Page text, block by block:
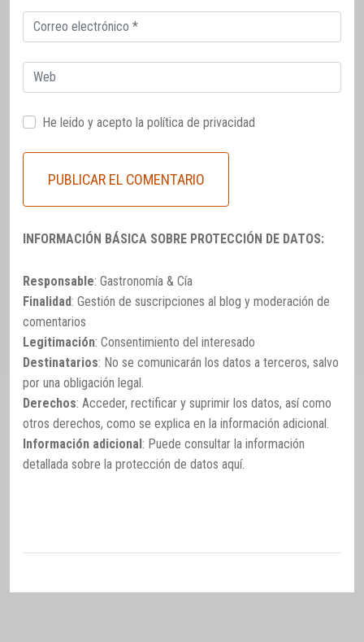
Correo
electrónico
Web
He leido y acepto la política de privacidad
INFORMACIÓN BÁSICA SOBRE PROTECCIÓN DE DATOS:
Responsable: Gastronomía & Cía
Finalidad: Gestión de suscripciones al blog y moderación de
comentarios
Legitimación: Consentimiento del interesado
Destinatarios: No se comunicarán los datos a terceros, salvo
por una obligación legal.
Derechos: Acceder, rectificar y suprimir los datos, así como
otros derechos, como se explica en la información adicional.
Información adicional: Puede consultar la información
detallada sobre la protección de datos aquí.